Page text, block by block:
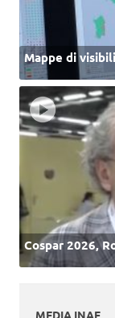
Mappe di
Cospar 2026,
MEDIA INAF